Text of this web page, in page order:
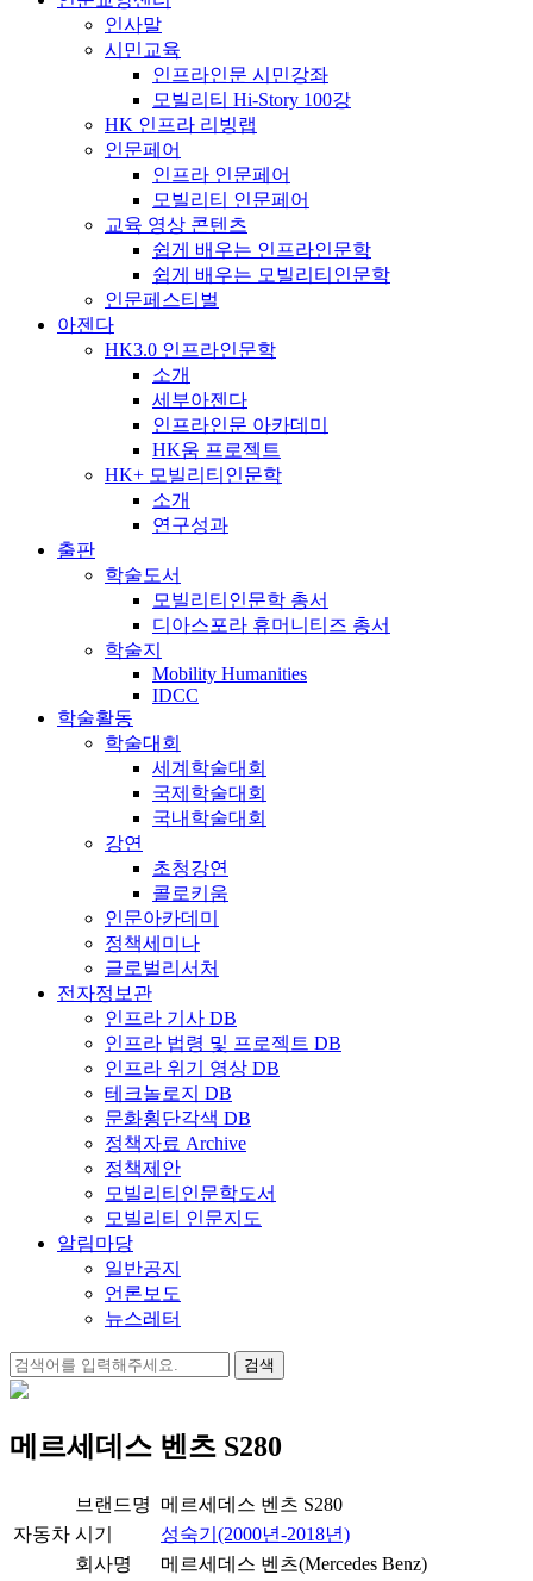
인사말
시민교육
인프라인문 시민강좌
모빌리티 Hi-Story 100강
HK 인프라 리빙랩
인문페어
인프라 인문페어
모빌리티 인문페어
교육 영상 콘텐츠
쉽게 배우는 인프라인문학
쉽게 배우는 모빌리티인문학
인문페스티벌
아젠다
HK3.0 인프라인문학
소개
세부아젠다
인프라인문 아카데미
HK움 프로젝트
HK+ 모빌리티인문학
소개
연구성과
출판
학술도서
모빌리티인문학 총서
디아스포라 휴머니티즈 총서
학술지
Mobility Humanities
IDCC
학술활동
학술대회
세계학술대회
국제학술대회
국내학술대회
강연
초청강연
콜로키움
인문아카데미
정책세미나
글로벌리서처
전자정보관
인프라 기사 DB
인프라 법령 및 프로젝트 DB
인프라 위기 영상 DB
테크놀로지 DB
문화횡단각색 DB
정책자료 Archive
정책제안
모빌리티인문학도서
모빌리티 인문지도
알림마당
일반공지
언론보도
뉴스레터
검
색:
메르세데스 벤츠 S280
자동차
브랜드명
메르세데스 벤츠 S280
시기
성숙기(2000년-2018년)
회사명
메르세데스 벤츠(Mercedes Benz)